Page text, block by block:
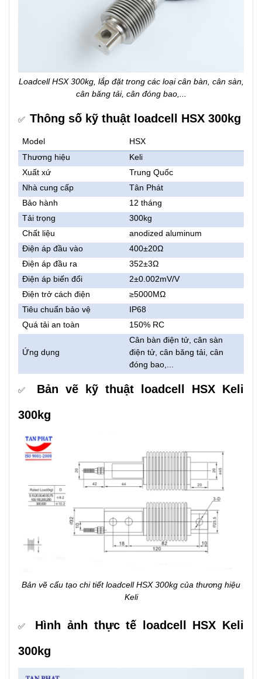
Loadcell HSX 300kg, lắp đặt trong các loại cân bàn, cân sàn,
cân băng tải, cân đóng bao,...
✅ Thông số kỹ thuật loadcell HSX 300kg
Model
HSX
Thương hiệu
Keli
Xuất xứ
Trung Quốc
Nhà cung cấp
Tân Phát
Bảo hành
12 tháng
Tải trọng
300kg
Chất liệu
anodized aluminum
Điện áp đầu vào
400±20Ω
Điện áp đầu ra
352±3Ω
Điện áp biến đổi
2±0.002mV/V
Điện trở cách điện
≥5000MΩ
Tiêu chuẩn bảo vệ
IP68
Quá tải an toàn
150% RC
Ứng dụng
Cân bàn điện tử, cân sàn
điện tử, cân băng tải, cân
đóng bao,...
✅
Bản vẽ kỹ thuật loadcell HSX Keli
300kg
Bản vẽ cấu tạo chi tiết loadcell HSX 300kg của thương hiệu
Keli
✅
Hình ảnh thực tế loadcell HSX Keli
300kg